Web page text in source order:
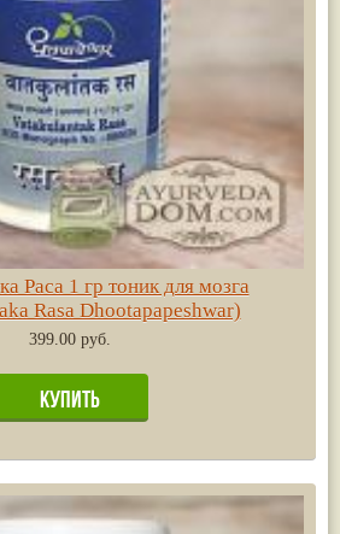
Раса 1 гр тоник для мозга
Rasa Dhootapapeshwar)
399.00 руб.